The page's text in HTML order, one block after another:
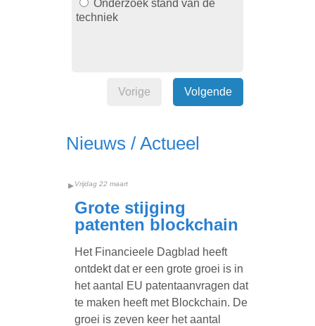
Onderzoek stand van de
techniek
Vorige Volgende
Nieuws / Actueel
Vrijdag 22 maart
Grote stijging
patenten blockchain
Het Financieele Dagblad heeft
ontdekt dat er een grote groei is in
het aantal EU patentaanvragen dat
te maken heeft met Blockchain. De
groei is zeven keer het aantal